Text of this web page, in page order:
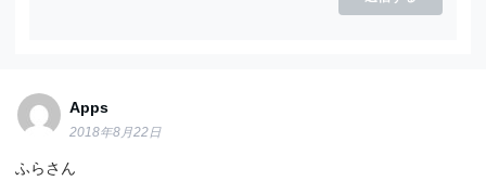
Apps
2018年8月22日
ふらさん